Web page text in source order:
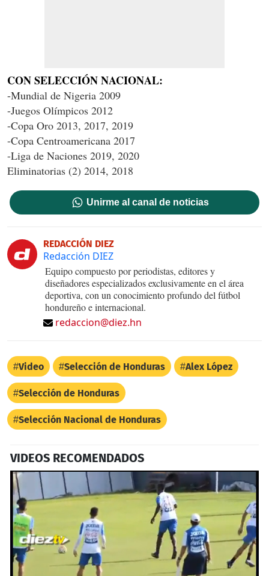
CON SELECCIÓN NACIONAL:
-Mundial de Nigeria 2009
-Juegos Olímpicos 2012
-Copa Oro 2013, 2017, 2019
-Copa Centroamericana 2017
-Liga de Naciones 2019, 2020
Eliminatorias (2) 2014, 2018
Unirme al canal de noticias
REDACCIÓN DIEZ
Redacción DIEZ
Equipo compuesto por periodistas, editores y
diseñadores especializados exclusivamente en el área
deportiva, con un conocimiento profundo del fútbol
hondureño e internacional.
redaccion@diez.hn
Video Selección de Honduras Alex López
Selección de Honduras
Selección Nacional de Honduras
VIDEOS RECOMENDADOS